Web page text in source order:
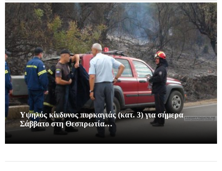
Υψηλός κίνδυνος πυρκαγιάς (κατ. 3) για σήμερα
Σάββατο στη Θεσπρωτία…